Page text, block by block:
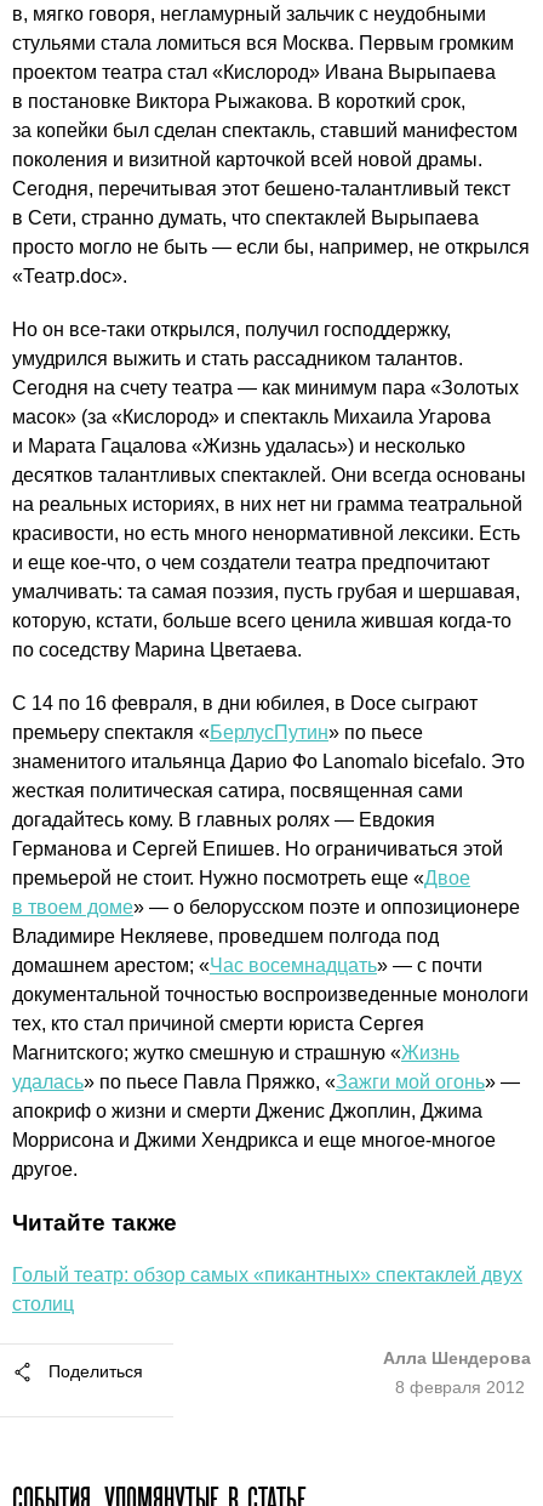
в, мягко говоря, негламурный зальчик с неудобными
стульями стала ломиться вся Москва. Первым громким
проектом театра стал «Кислород» Ивана Вырыпаева
в постановке Виктора Рыжакова. В короткий срок,
за копейки был сделан спектакль, ставший манифестом
поколения и визитной карточкой всей новой драмы.
Сегодня, перечитывая этот бешено-талантливый текст
в Сети, странно думать, что спектаклей Вырыпаева
просто могло не быть — если бы, например, не открылся
«Театр.doc».
Но он все-таки открылся, получил господдержку,
умудрился выжить и стать рассадником талантов.
Сегодня на счету театра — как минимум пара «Золотых
масок» (за «Кислород» и спектакль Михаила Угарова
и Марата Гацалова «Жизнь удалась») и несколько
десятков талантливых спектаклей. Они всегда основаны
на реальных историях, в них нет ни грамма театральной
красивости, но есть много ненормативной лексики. Есть
и еще кое-что, о чем создатели театра предпочитают
умалчивать: та самая поэзия, пусть грубая и шершавая,
которую, кстати, больше всего ценила жившая когда-то
по соседству Марина Цветаева.
С 14 по 16 февраля, в дни юбилея, в Doce сыграют
премьеру спектакля «БерлусПутин» по пьесе
знаменитого итальянца Дарио Фо Lanomalo bicefalo. Это
жесткая политическая сатира, посвященная сами
догадайтесь кому. В главных ролях — Евдокия
Германова и Сергей Епишев. Но ограничиваться этой
премьерой не стоит. Нужно посмотреть еще «Двое
в твоем доме» — о белорусском поэте и оппозиционере
Владимире Некляеве, проведшем полгода под
домашнем арестом; «Час восемнадцать» — с почти
документальной точностью воспроизведенные монологи
тех, кто стал причиной смерти юриста Сергея
Магнитского; жутко смешную и страшную «Жизнь
удалась» по пьесе Павла Пряжко, «Зажги мой огонь» —
апокриф о жизни и смерти Дженис Джоплин, Джима
Моррисона и Джими Хендрикса и еще многое-многое
другое.
Читайте также
Голый театр: обзор самых «пикантных» спектаклей двух
столиц
Поделиться
Алла Шендерова
8 февраля 2012